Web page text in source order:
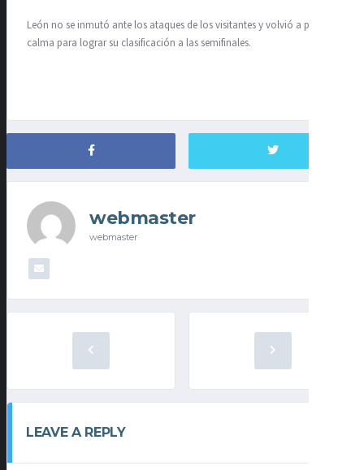
León no se inmutó ante los ataques de los visitantes y volvió a poner
calma para lograr su clasificación a las semifinales.
webmaster
webmaster
LEAVE A REPLY